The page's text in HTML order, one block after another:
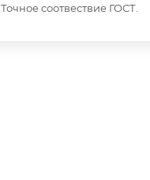
Точное соотвествие ГОСТ.